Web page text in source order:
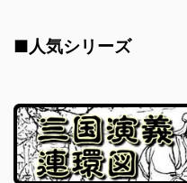
■人気シリーズ